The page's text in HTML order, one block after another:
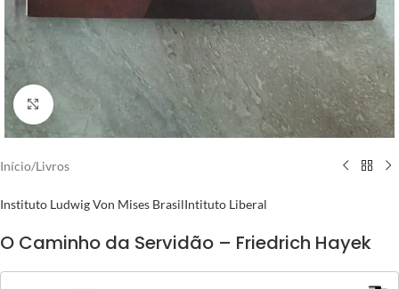
Clique para ampliar
Início/Livros
Instituto Ludwig Von Mises BrasilIntituto Liberal
O Caminho da Servidão – Friedrich Hayek